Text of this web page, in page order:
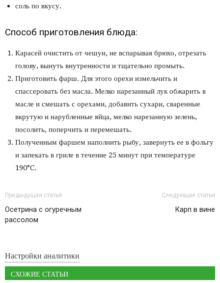
соль по вкусу.
Способ приготовления блюда:
Карасей очистить от чешуи, не вспарывая брюхо, отрезать
голову, вынуть внутренности и тщательно промыть.
Приготовить фарш. Для этого орехи измельчить и
спассеровать без масла. Мелко нарезанный лук обжарить в
масле и смешать с орехами, добавить сухари, сваренные
вкрутую и нарубленные яйца, мелко нарезанную зелень,
посолить, поперчить и перемешать.
Полученным фаршем наполнить рыбу, завернуть ее в фольгу
и запекать в гриле в течение 25 минут при температуре
190°C.
Предыдущая статья
Осетрина с огуречным
рассолом
Следующая статья
Карп в вине
Настройки аналитики
СХОЖИЕ СТАТЬИ